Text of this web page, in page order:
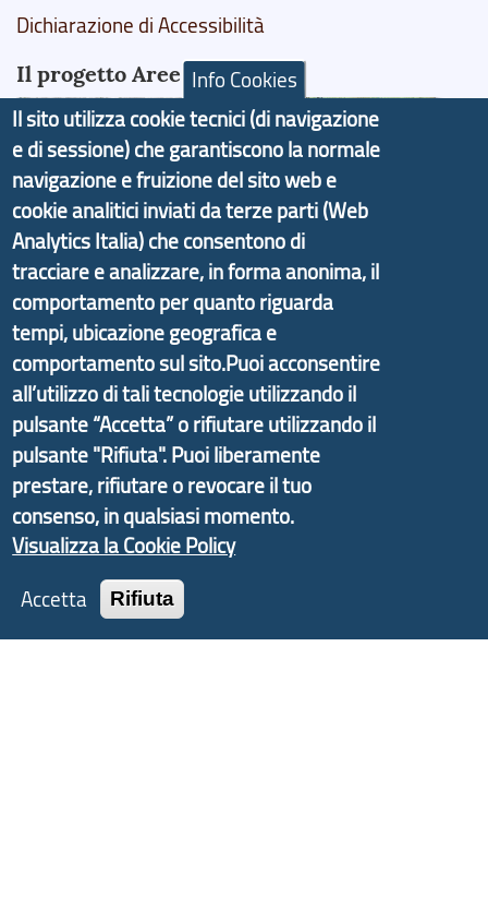
Dichiarazione di Accessibilità
Il progetto Aree Interne
Il portale di marketing territoriale e sviluppo locale
di Genova Città Metropolitana si è sviluppato a
partire dal progetto nazionale Aree Interne
promosso dal Dipartimento per lo Sviluppo
Economico e finalizzato al rilancio socio-economico
delle valli dell’entroterra. In particolare fornisce
informazioni ed aggiornamenti sullaStrategia
d'Area Antola-Tigullio, in collaborazione con Regione
Liguria ed ANCI Liguria.
Copyright © 2017 Città metropolitana di Genova |
CF: 80007350103
Tecnologie e Accessibilità
Info Cookies
Il sito utilizza cookie tecnici (di navigazione
e di sessione) che garantiscono la normale
navigazione e fruizione del sito web e
cookie analitici inviati da terze parti (Web
Analytics Italia) che consentono di
tracciare e analizzare, in forma anonima, il
comportamento per quanto riguarda
tempi, ubicazione geografica e
comportamento sul sito.Puoi acconsentire
all’utilizzo di tali tecnologie utilizzando il
pulsante “Accetta” o rifiutare utilizzando il
pulsante "Rifiuta". Puoi liberamente
prestare, rifiutare o revocare il tuo
consenso, in qualsiasi momento.
Visualizza la Cookie Policy
Accetta
Rifiuta